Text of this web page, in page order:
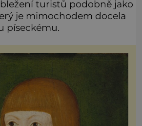
turistů podobně jako
je mimochodem docela
píseckému.